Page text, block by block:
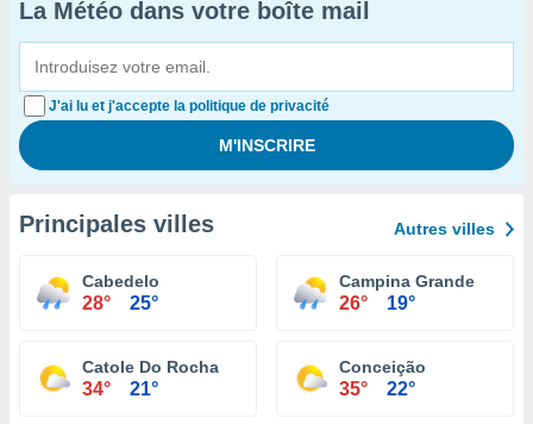
La Météo dans votre boîte mail
J'ai lu et j'accepte la politique de privacité
Principales villes Autres villes
Cabedelo
28° 25°
Campina Grande
26° 19°
Catole Do Rocha
34° 21°
Conceição
35° 22°